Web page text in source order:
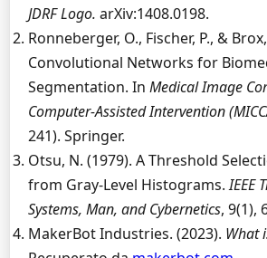
JDRF Logo. arXiv:1408.0198.
Ronneberger, O., Fischer, P., &
Convolutional Networks for
Segmentation. In Medical Image
Computer-Assisted Intervention
241). Springer.
Otsu, N. (1979). A Threshold
from Gray-Level Histograms.IEEE
Systems, Man, and Cybernetics, 9(1),
MakerBot Industries. (2023). What